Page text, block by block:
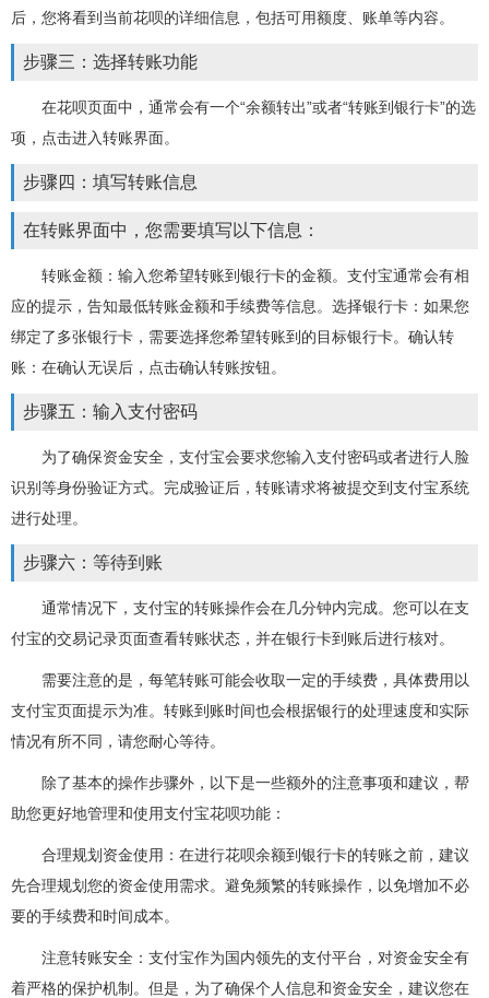
后，您将看到当前花呗的详细信息，包括可用额度、账单等内容。
步骤三：选择转账功能
在花呗页面中，通常会有一个“余额转出”或者“转账到银行卡”的选
项，点击进入转账界面。
步骤四：填写转账信息
在转账界面中，您需要填写以下信息：
转账金额：输入您希望转账到银行卡的金额。支付宝通常会有相
应的提示，告知最低转账金额和手续费等信息。选择银行卡：如果您
绑定了多张银行卡，需要选择您希望转账到的目标银行卡。确认转
账：在确认无误后，点击确认转账按钮。
步骤五：输入支付密码
为了确保资金安全，支付宝会要求您输入支付密码或者进行人脸
识别等身份验证方式。完成验证后，转账请求将被提交到支付宝系统
进行处理。
步骤六：等待到账
通常情况下，支付宝的转账操作会在几分钟内完成。您可以在支
付宝的交易记录页面查看转账状态，并在银行卡到账后进行核对。
需要注意的是，每笔转账可能会收取一定的手续费，具体费用以
支付宝页面提示为准。转账到账时间也会根据银行的处理速度和实际
情况有所不同，请您耐心等待。
除了基本的操作步骤外，以下是一些额外的注意事项和建议，帮
助您更好地管理和使用支付宝花呗功能：
合理规划资金使用：在进行花呗余额到银行卡的转账之前，建议
先合理规划您的资金使用需求。避免频繁的转账操作，以免增加不必
要的手续费和时间成本。
注意转账安全：支付宝作为国内领先的支付平台，对资金安全有
着严格的保护机制。但是，为了确保个人信息和资金安全，建议您在